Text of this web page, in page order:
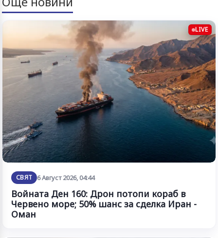
LIVE
СВЯТ 6 Август 2026, 04:44
Войната Ден 160: Дрон потопи кораб в
Червено море; 50% шанс за сделка Иран -
Оман